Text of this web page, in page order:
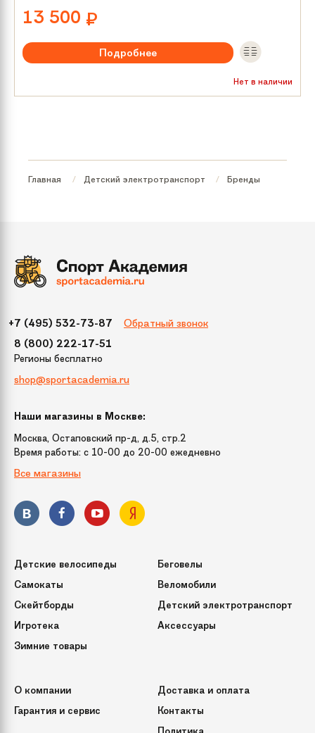
13 500 ₽
Подробнее
Нет в наличии
Мотор/редуктор:1х25 W
Главная Детский электротранспорт Бренды
+7 (495) 532-73-87 Обратный звонок
8 (800) 222-17-51
Регионы бесплатно
shop@sportacademia.ru
Наши магазины в Москве:
Москва, Остаповский пр-д, д.5, стр.2
Время работы: c 10-00 до 20-00 ежедневно
Все магазины
Детские велосипеды
Беговелы
Самокаты
Веломобили
Скейтборды
Детский электротранспорт
Игротека
Аксессуары
Зимние товары
О компании
Доставка и оплата
Гарантия и сервис
Контакты